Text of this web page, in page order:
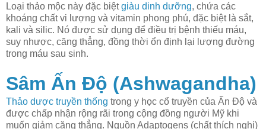
Loại thảo mộc này đặc biệtgiàu dinh dưỡng, chứa các
khoáng chất vi lượng và vitamin phong phú, đặc biệt là sắt,
kali và silic. Nó được sử dụng để điều trị bệnh thiếu máu,
suy nhược, căng thẳng, đồng thời ổn định lại lượng đường
trong máu sau sinh.
Sâm Ấn Độ (Ashwagandha)
Thảo dược truyền thống trong y học cổ truyền của Ấn Độ và
được chấp nhận rộng rãi trong cộng đồng người Mỹ khi
muốn giảm căng thẳng. Nguồn Adaptogens (chất thích nghi)